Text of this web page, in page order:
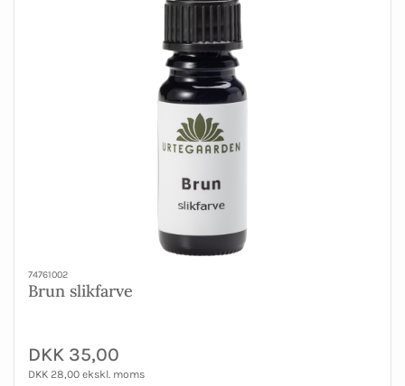
74761002
Brun slikfarve
DKK 35,00
DKK 28,00 ekskl. moms